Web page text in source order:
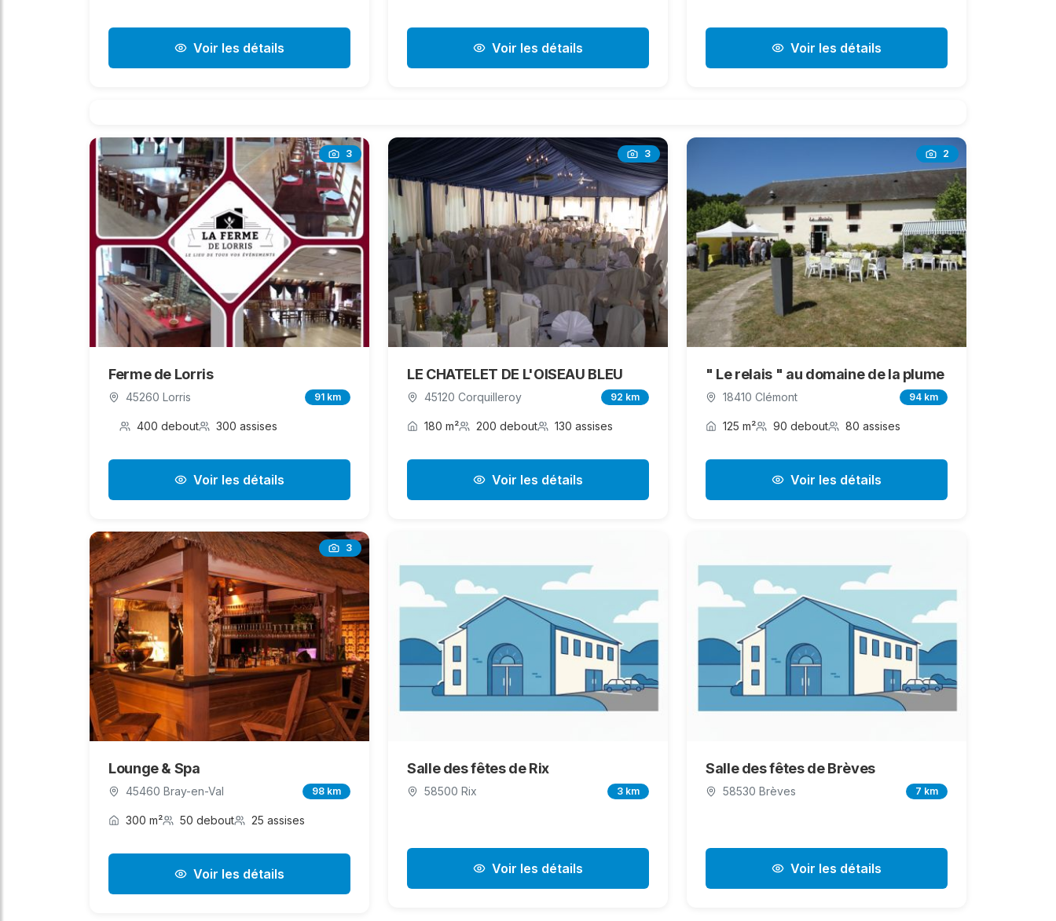
Voir les détails Voir les détails Voir les détails
3
Ferme de Lorris
45260 Lorris 91 km
400 debout 300 assises
Voir les détails
3
LE CHATELET DE L'OISEAU BLEU
45120 Corquilleroy 92 km
180 m² 200 debout 130 assises
Voir les détails
2
" Le relais " au domaine de la plume
18410 Clémont 94 km
125 m² 90 debout 80 assises
Voir les détails
3
Lounge & Spa
45460 Bray-en-Val 98 km
300 m² 50 debout 25 assises
Voir les détails
Salle des fêtes de Rix
58500 Rix 3 km
Voir les détails
Salle des fêtes de Brèves
58530 Brèves 7 km
Voir les détails